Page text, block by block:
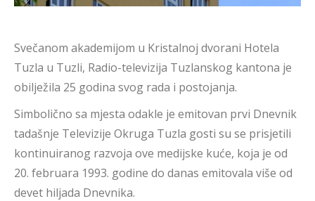
Svečanom akademijom u Kristalnoj dvorani Hotela
Tuzla u Tuzli, Radio-televizija Tuzlanskog kantona je
obilježila 25 godina svog rada i postojanja.
Simbolično sa mjesta odakle je emitovan prvi Dnevnik
tadašnje Televizije Okruga Tuzla gosti su se prisjetili
kontinuiranog razvoja ove medijske kuće, koja je od
20. februara 1993. godine do danas emitovala više od
devet hiljada Dnevnika.